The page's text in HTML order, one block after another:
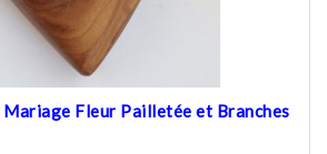
Mariage Fleur Pailletée et Branches